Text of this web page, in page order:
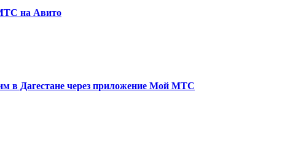
на Авито
в Дагестане через приложение Мой МТС